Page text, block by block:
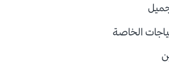
الخاصة